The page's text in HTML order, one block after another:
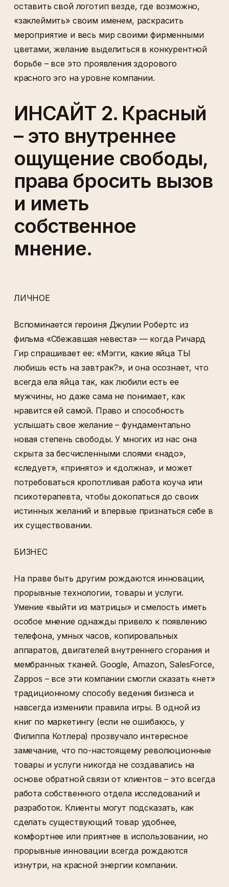
оставить свой логотип везде, где возможно,
«заклеймить» своим именем, раскрасить
мероприятие и весь мир своими фирменными
цветами, желание выделиться в конкурентной
борьбе – все это проявления здорового
красного эго на уровне компании.
ИНСАЙТ 2. Красный
– это внутреннее
ощущение свободы,
права бросить вызов
и иметь
собственное
мнение.
ЛИЧНОЕ
Вспоминается героиня Джулии Робертс из
фильма «Сбежавшая невеста» — когда Ричард
Гир спрашивает ее: «Мэгги, какие яйца ТЫ
любишь есть на завтрак?», и она осознает, что
всегда ела яйца так, как любили есть ее
мужчины, но даже сама не понимает, как
нравится ей самой. Право и способность
услышать свое желание – фундаментально
новая степень свободы. У многих из нас она
скрыта за бесчисленными слоями «надо»,
«следует», «принято» и «должна», и может
потребоваться кропотливая работа коуча или
психотерапевта, чтобы докопаться до своих
истинных желаний и впервые признаться себе в
их существовании.
БИЗНЕС
На праве быть другим рождаются инновации,
прорывные технологии, товары и услуги.
Умение «выйти из матрицы» и смелость иметь
особое мнение однажды привело к появлению
телефона, умных часов, копировальных
аппаратов, двигателей внутреннего сгорания и
мембранных тканей. Google, Amazon, SalesForce,
Zappos – все эти компании смогли сказать «нет»
традиционному способу ведения бизнеса и
навсегда изменили правила игры. В одной из
книг по маркетингу (если не ошибаюсь, у
Филиппа Котлера) прозвучало интересное
замечание, что по-настоящему революционные
товары и услуги никогда не создавались на
основе обратной связи от клиентов – это всегда
работа собственного отдела исследований и
разработок. Клиенты могут подсказать, как
сделать существующий товар удобнее,
комфортнее или приятнее в использовании, но
прорывные инновации всегда рождаются
изнутри, на красной энергии компании.